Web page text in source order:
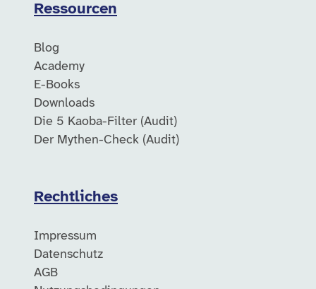
Ressourcen
Blog
Academy
E-Books
Downloads
Die 5 Kaoba-Filter (Audit)
Der Mythen-Check (Audit)
Rechtliches
Impressum
Datenschutz
AGB